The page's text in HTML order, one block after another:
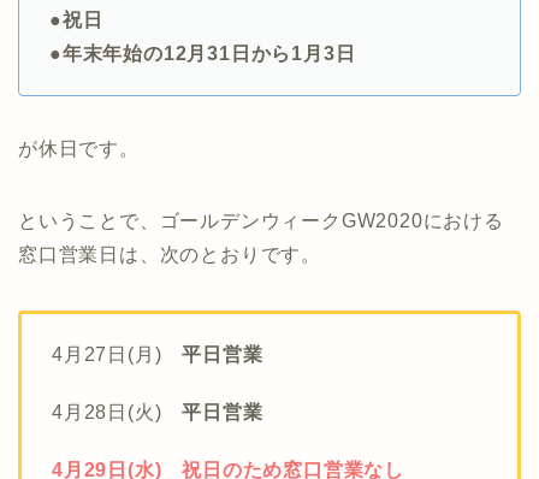
●祝日
●年末年始の12月31日から1月3日
が休日です。
ということで、ゴールデンウィークGW2020における
窓口営業日は、次のとおりです。
4月27日(月)平日営業
4月28日(火)平日営業
4月29日(水) 祝日のため窓口営業なし